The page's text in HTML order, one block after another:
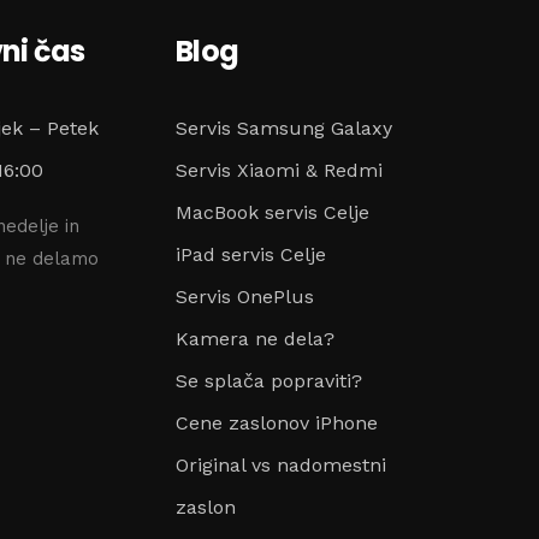
čas
– Petek
in
delamo
Blog
Servis Samsung Galaxy
Servis Xiaomi & Redmi
MacBook servis Celje
iPad servis Celje
Servis OnePlus
Kamera ne dela?
Se splača popraviti?
Cene zaslonov iPhone
Original vs nadomestni
zaslon